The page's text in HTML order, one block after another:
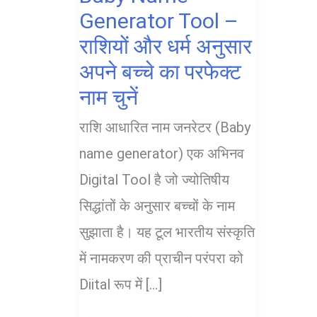
Generator Tool –
राशियों और धर्म अनुसार
अपने बच्चे का परफेक्ट
नाम चुनें
राशि आधारित नाम जनरेटर (Baby
name generator) एक अभिनव
Digital Tool है जो ज्योतिषीय
सिद्धांतों के अनुसार बच्चों के नाम
सुझाता है। यह टूल भारतीय संस्कृति
में नामकरण की प्राचीन परंपरा को
Diital रूप में […]